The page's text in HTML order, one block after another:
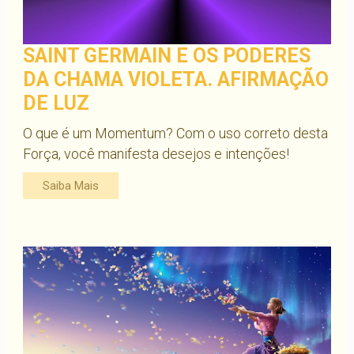
SAINT GERMAIN E OS PODERES
DA CHAMA VIOLETA. AFIRMAÇÃO
DE LUZ
O que é um Momentum? Com o uso correto desta
Força, você manifesta desejos e intenções!
Saiba Mais